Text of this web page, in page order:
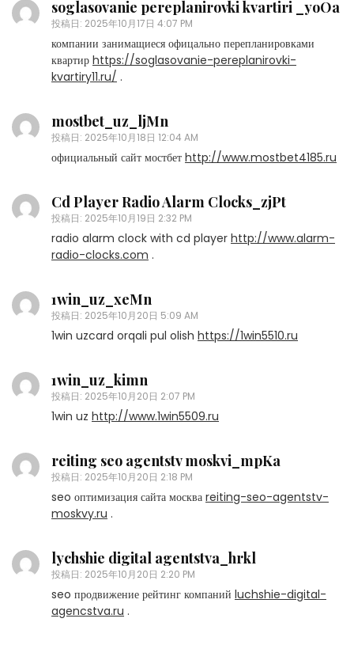
soglasovanie pereplanirovki kvartiri _yoOa
投稿日: 2025年10月17日 4:07 PM
компании занимащиеся офицально перепланировками
квартир https://soglasovanie-pereplanirovki-
kvartiry11.ru/ .
mostbet_uz_ljMn
投稿日: 2025年10月18日 12:04 AM
официальный сайт мостбет http://www.mostbet4185.ru
Cd Player Radio Alarm Clocks_zjPt
投稿日: 2025年10月19日 2:32 PM
radio alarm clock with cd player http://www.alarm-
radio-clocks.com .
1win_uz_xeMn
投稿日: 2025年10月20日 5:09 AM
1win uzcard orqali pul olish https://1win5510.ru
1win_uz_kimn
投稿日: 2025年10月20日 2:07 PM
1win uz http://www.1win5509.ru
reiting seo agentstv moskvi_mpKa
投稿日: 2025年10月20日 2:18 PM
seo оптимизация сайта москва reiting-seo-agentstv-
moskvy.ru .
lychshie digital agentstva_hrkl
投稿日: 2025年10月20日 2:20 PM
seo продвижение рейтинг компаний luchshie-digital-
agencstva.ru .